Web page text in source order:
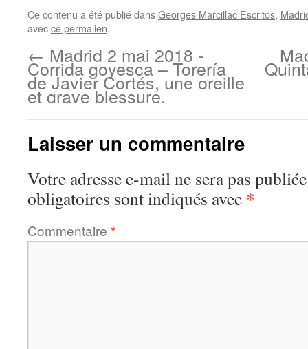
Ce contenu a été publié dansGeorges Marcillac Escritos,
avecce permalien.
← Madrid 2 mai 2018 -
Corrida goyesca – Torería
de Javier Cortés, une oreille
et grave blessure.
Laisser un commentaire
Votre adresse e-mail ne sera pas
obligatoires sont indiqués avec *
Commentaire *